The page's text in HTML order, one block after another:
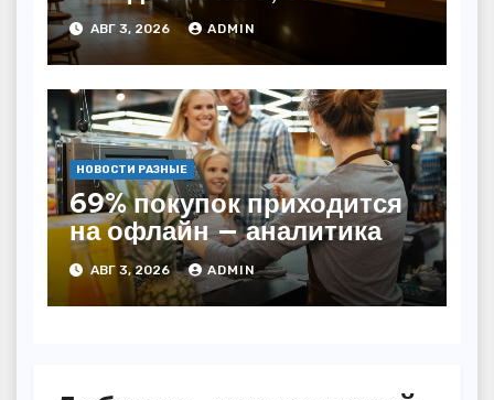
начала года — INFOLine
АВГ 3, 2026 ADMIN
НОВОСТИ РАЗНЫЕ
69% покупок приходится
на офлайн — аналитика
АВГ 3, 2026 ADMIN